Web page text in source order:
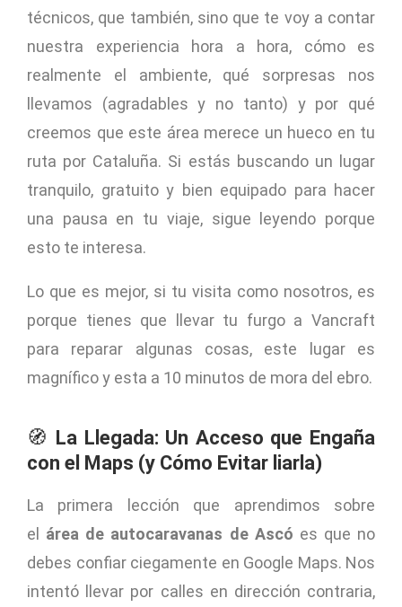
técnicos, que también, sino que te voy a contar
nuestra experiencia hora a hora, cómo es
realmente el ambiente, qué sorpresas nos
llevamos (agradables y no tanto) y por qué
creemos que este área merece un hueco en tu
ruta por Cataluña. Si estás buscando un lugar
tranquilo, gratuito y bien equipado para hacer
una pausa en tu viaje, sigue leyendo porque
esto te interesa.
Lo que es mejor, si tu visita como nosotros, es
porque tienes que llevar tu furgo a Vancraft
para reparar algunas cosas, este lugar es
magnífico y esta a 10 minutos de mora del ebro.
🧭 La Llegada: Un Acceso que Engaña
con el Maps (y Cómo Evitar liarla)
La primera lección que aprendimos sobre
el área de autocaravanas de Ascó es que no
debes confiar ciegamente en Google Maps. Nos
intentó llevar por calles en dirección contraria,